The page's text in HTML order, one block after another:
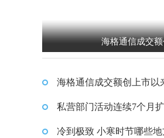
海格通信成交
海格通信成交额创上市以
私营部门活动连续7个月
每日热点
冷到极致 小寒时节哪些